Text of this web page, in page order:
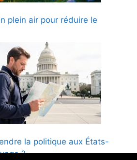
plein air pour réduire le
la politique aux États-
?